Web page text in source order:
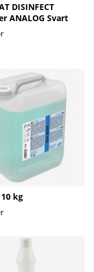
DISINFECT
ANALOG Svart
kg